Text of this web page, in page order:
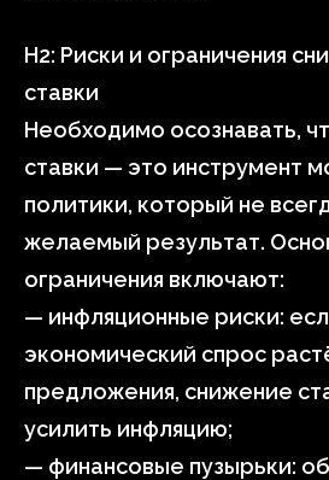
H2: Риски и ограничения
ставки
Необходимо осознавать,
ставки — это инструмент
политики, который не
желаемый результат.
ограничения включают:
— инфляционные риски:
экономический спрос
предложения, снижение
усилить инфляцию;
— финансовые пузырьки: